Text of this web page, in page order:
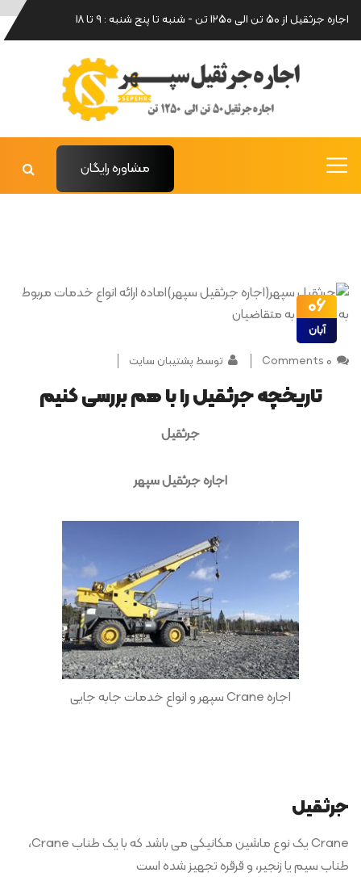
اجاره جرثقیل از 50 تن الی 1250 تن - شنبه تا پنج شنبه : 9 تا 18
مشاوره رایگان
06
آبان
0 Comments
توسط پشتیبان سایت
تاریخچه جرثقیل را با هم بررسی کنیم
جرثقیل
اجاره جرثقیل سپهر
اجاره Crane سپهر و انواع خدمات جابه جایی
جرثقیل
Crane یک نوع ماشین مکانیکی می باشد که با یک طناب Crane،
طناب سیم یا زنجیر، و قرقره تجهیز شده است